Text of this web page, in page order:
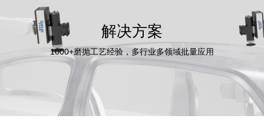
解决方案
1000+磨抛工艺经验，多行业多领域批量应用